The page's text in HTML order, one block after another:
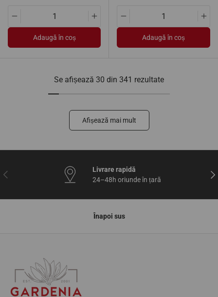
Translation missing: ro.products.product.quantity.decrease
Translation missing:
Adaugă în coș
Translation missing:
Adaugă în coș
Se afișează 30 din 341 rezultate
Afișează mai mult
Anterior
Livrare rapidă
24–48h oriunde în țară
Înapoi sus